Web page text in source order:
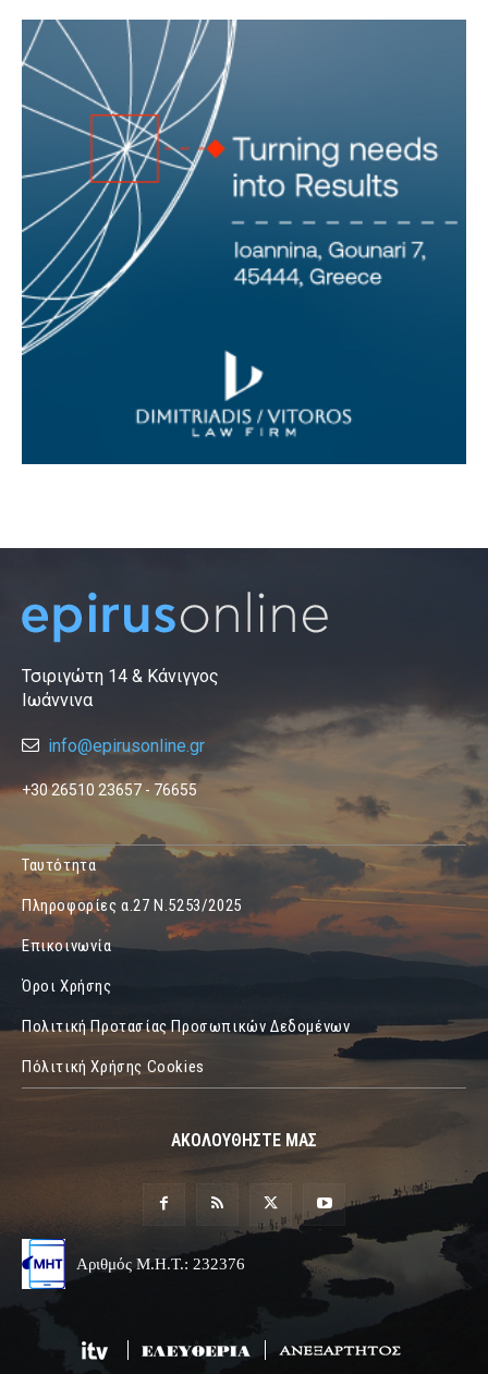
Τσιριγώτη 14 & Κάνιγγος
Ιωάννινα
info@epirusonline.gr
+30 26510 23657 - 76655
Ταυτότητα
Πληροφορίες α.27 Ν.5253/2025
Επικοινωνία
Όροι Χρήσης
Πολιτική Προτασίας Προσωπικών Δεδομένων
Πόλιτική Χρήσης Cookies
ΑΚΟΛΟΥΘΗΣΤΕ ΜΑΣ
Αριθμός Μ.Η.Τ.: 232376